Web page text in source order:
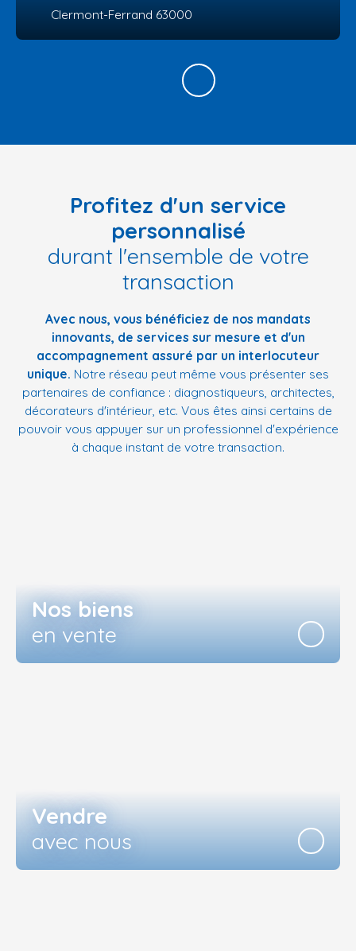
Clermont-Ferrand 63000
Profitez d'un service
personnalisé
durant l'ensemble de votre
transaction
Avec nous, vous bénéficiez de nos mandats
innovants, de services sur mesure et d'un
accompagnement assuré par un interlocuteur
unique. Notre réseau peut même vous présenter ses
partenaires de confiance : diagnostiqueurs, architectes,
décorateurs d'intérieur, etc. Vous êtes ainsi certains de
pouvoir vous appuyer sur un professionnel d'expérience
à chaque instant de votre transaction.
Nos biens
en vente
Vendre
avec nous